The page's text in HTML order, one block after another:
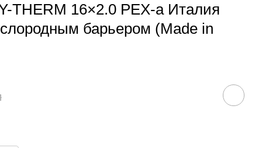
THERM 16×2.0 PEX-a Италия
барьером (Made in